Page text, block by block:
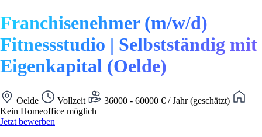
Franchisenehmer (m/w/d)
Fitnessstudio | Selbstständig mit
Eigenkapital (Oelde)
Oelde Vollzeit
36000 - 60000 € / Jahr (geschätzt)
Kein Homeoffice möglich
Jetzt bewerben